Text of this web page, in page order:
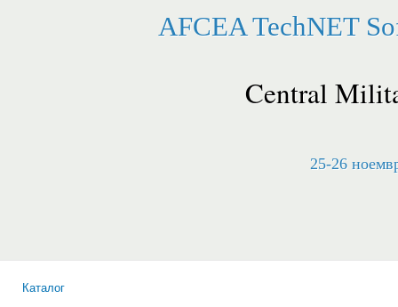
AFCEA TechNET
Central
25-26
Каталог